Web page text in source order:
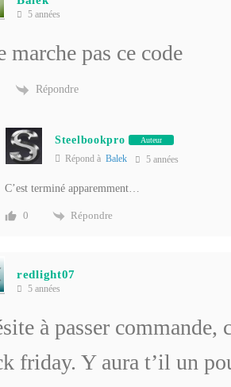
5 années
marche pas ce code
Répondre
Steelbookpro Auteur
Répond à Balek 5 années
C’est terminé apparemment…
0 Répondre
redlight07
5 années
à passer commande,
friday. Y aura t’il un